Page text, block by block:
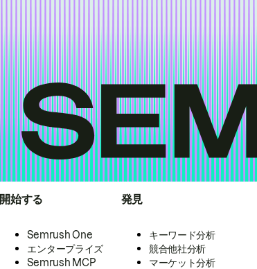
開始する
Semrush One
エンタープライズ
Semrush MCP
発見
キーワード分析
競合他社分析
マーケット分析